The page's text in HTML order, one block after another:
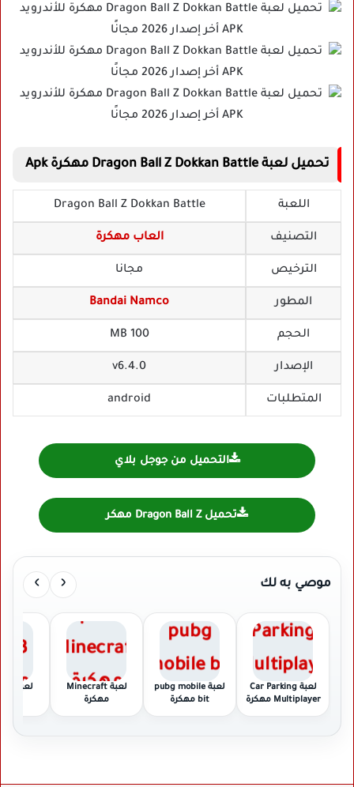
تحميل لعبة Dragon Ball Z Dokkan Battle مهكرة Apk
اللعبة Dragon Ball Z Dokkan Battle
التصنيف العاب مهكرة
الترخيص مجانا
المطور Bandai Namco
الحجم 100 MB
الإصدار v6.4.0
المتطلبات android
التحميل من جوجل بلاي
تحميل Dragon Ball Z مهكر
موصي به لك ‹
›
لعبة Car Parking
Multiplayer مهكرة
لعبة pubg mobile
bit مهكرة
لعبة Minecraft
مهكرة